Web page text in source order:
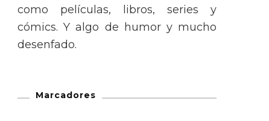
como películas, libros, series y
cómics. Y algo de humor y mucho
desenfado.
Marcadores